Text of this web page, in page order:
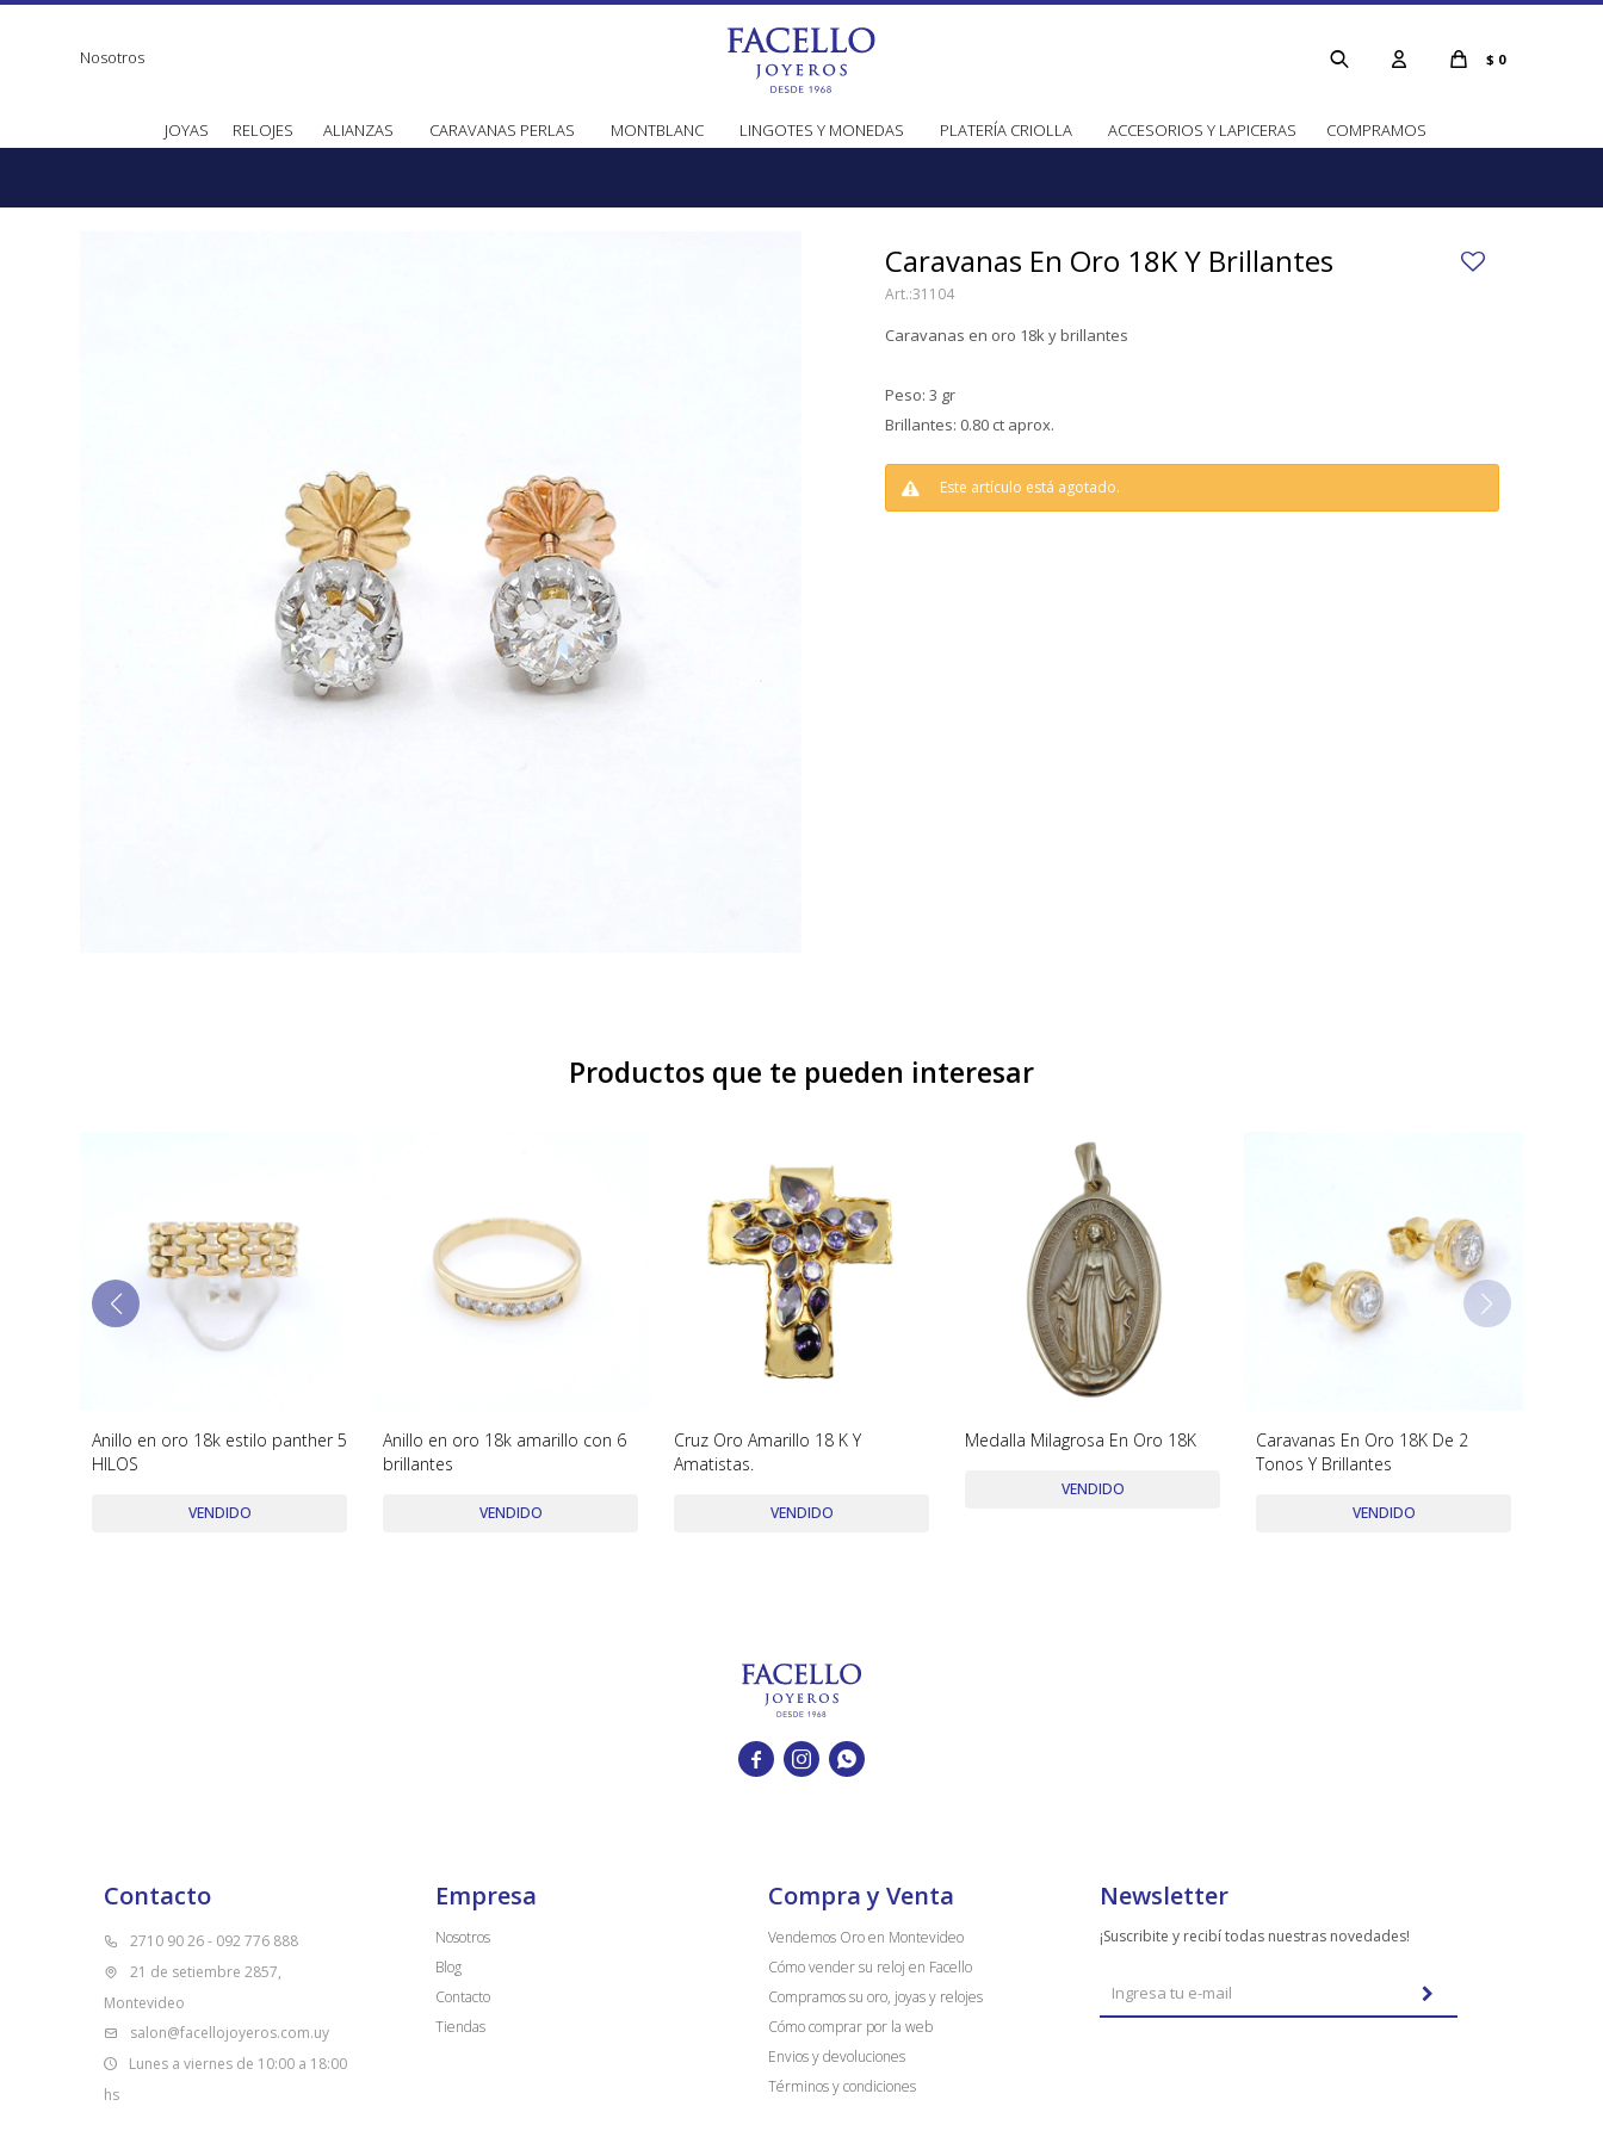
JOYAS RELOJES ALIANZAS CARAVANAS PERLAS MONTBLANC LINGOTES Y MONEDAS PLATERÍA CRIOLLA ACCESORIOS Y LAPICERAS COMPRAMOS
$ 0
Nosotros
Caravanas En Oro 18K Y Brillantes
31104
Caravanas en oro 18k y brillantes
Peso: 3 gr
Brillantes: 0.80 ct aprox.
Este artículo está agotado.
Productos que te pueden interesar
Anillo en oro 18k estilo panther 5
HILOS
VENDIDO
Anillo en oro 18k amarillo con 6
brillantes
VENDIDO
Cruz Oro Amarillo 18 K Y
Amatistas.
VENDIDO
Medalla Milagrosa En Oro 18K
VENDIDO
Caravanas En Oro 18K De 2
Tonos Y Brillantes
VENDIDO
  
Contacto
2710 90 26 - 092 776 888
21 de setiembre 2857,
Montevideo
salon@facellojoyeros.com.uy
Lunes a viernes de 10:00 a 18:00
hs
Empresa
Nosotros
Blog
Contacto
Tiendas
Compra y Venta
Vendemos Oro en Montevideo
Cómo vender su reloj en Facello
Compramos su oro, joyas y relojes
Cómo comprar por la web
Envios y devoluciones
Términos y condiciones
Newsletter
¡Suscribite y recibí todas nuestras novedades!